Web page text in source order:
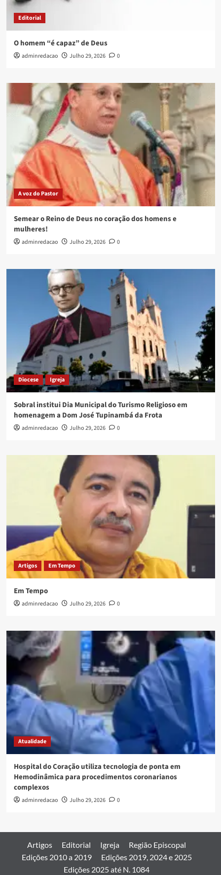
Editorial
O homem “é capaz” de Deus
adminredacao Julho 29, 2026 0
A voz do Pastor
Semear o Reino de Deus no coração dos homens e
mulheres!
adminredacao Julho 29, 2026 0
Diocese Igreja
Sobral institui Dia Municipal do Turismo Religioso em
homenagem a Dom José Tupinambá da Frota
adminredacao Julho 29, 2026 0
Artigos Em Tempo
Em Tempo
adminredacao Julho 29, 2026 0
Atualidade
Hospital do Coração utiliza tecnologia de ponta em
Hemodinâmica para procedimentos coronarianos
complexos
adminredacao Julho 29, 2026 0
Artigos Editorial Igreja
Região Episcopal
Edições 2010 a 2019
Edições 2019, 2024 e 2025
Edições 2025 até N. 1084